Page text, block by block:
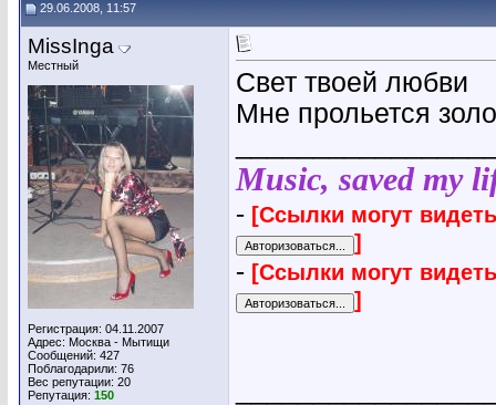
29.06.2008, 11:57
MissInga
Местный
Регистрация: 04.11.2007
Адрес: Москва - Мытищи
Сообщений: 427
Поблагодарили: 76
Вес репутации: 20
Репутация: 150
Свет твоей любви
Мне прольется
Music, saved my
- [Ссылки могут
]
- [Ссылки могут
]